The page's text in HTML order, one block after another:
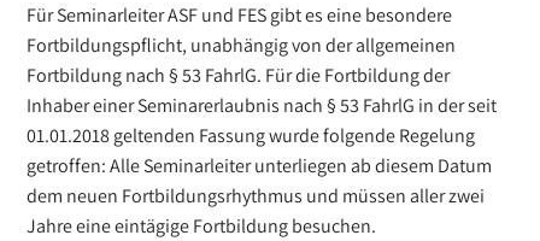
Für Seminarleiter ASF und FES gibt es eine besondere
Fortbildungspflicht, unabhängig von der allgemeinen
Fortbildung nach § 53 FahrlG. Für die Fortbildung der
Inhaber einer Seminarerlaubnis nach § 53 FahrlG in der seit
01.01.2018 geltenden Fassung wurde folgende Regelung
getroffen: Alle Seminarleiter unterliegen ab diesem Datum
dem neuen Fortbildungsrhythmus und müssen aller zwei
Jahre eine eintägige Fortbildung besuchen.